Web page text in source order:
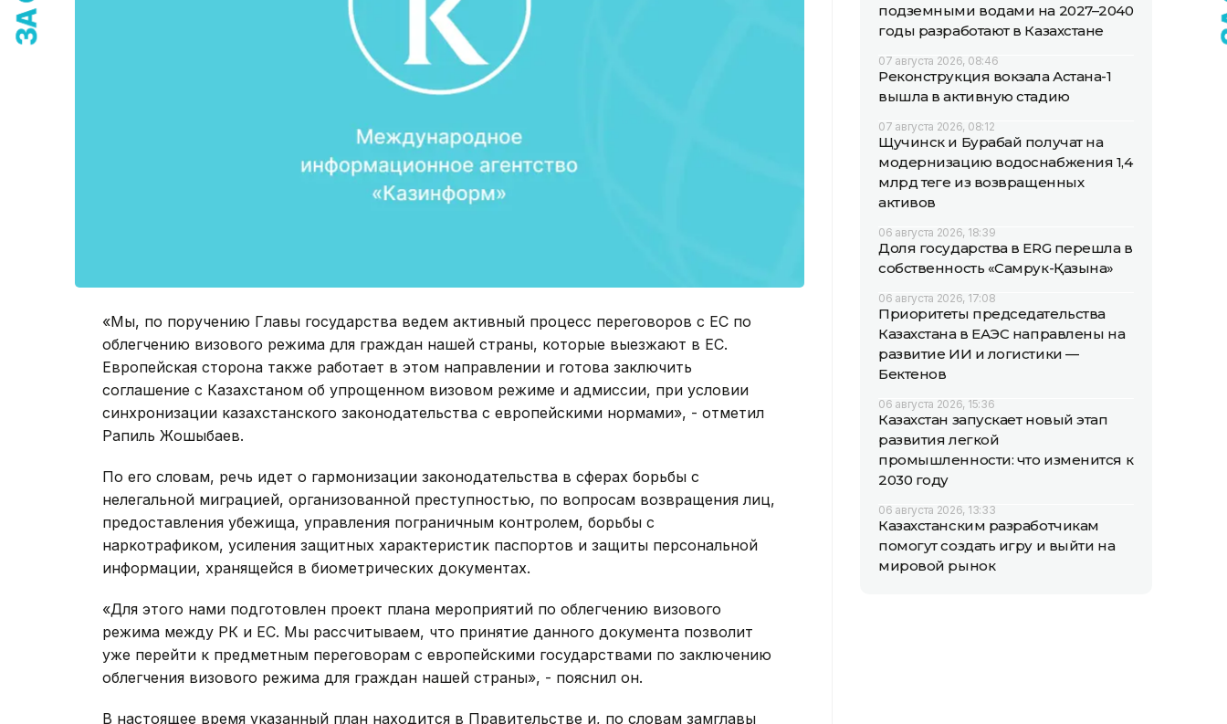
«Мы, по поручению Главы государства ведем активный процесс переговоров с ЕС по
облегчению визового режима для граждан нашей страны, которые выезжают в ЕС.
Европейская сторона также работает в этом направлении и готова заключить
соглашение с Казахстаном об упрощенном визовом режиме и адмиссии, при условии
синхронизации казахстанского законодательства с европейскими нормами», - отметил
Рапиль Жошыбаев.
По его словам, речь идет о гармонизации законодательства в сферах борьбы с
нелегальной миграцией, организованной преступностью, по вопросам возвращения лиц,
предоставления убежища, управления пограничным контролем, борьбы с
наркотрафиком, усиления защитных характеристик паспортов и защиты персональной
информации, хранящейся в биометрических документах.
«Для этого нами подготовлен проект плана мероприятий по облегчению визового
режима между РК и ЕС. Мы рассчитываем, что принятие данного документа позволит
уже перейти к предметным переговорам с европейскими государствами по заключению
облегчения визового режима для граждан нашей страны», - пояснил он.
В настоящее время указанный план находится в Правительстве и, по словам замглавы
подземными водами на 2027–2040
годы разработают в Казахстане
07 августа 2026, 08:46
Реконструкция вокзала Астана-1
вышла в активную стадию
07 августа 2026, 08:12
Щучинск и Бурабай получат на
модернизацию водоснабжения 1,4
млрд теңге из возвращенных
активов
06 августа 2026, 18:39
Доля государства в ERG перешла в
собственность «Самрук-Қазына»
06 августа 2026, 17:08
Приоритеты председательства
Казахстана в ЕАЭС направлены на
развитие ИИ и логистики —
Бектенов
06 августа 2026, 15:36
Казахстан запускает новый этап
развития легкой
промышленности: что изменится к
2030 году
06 августа 2026, 13:33
Казахстанским разработчикам
помогут создать игру и выйти на
мировой рынок